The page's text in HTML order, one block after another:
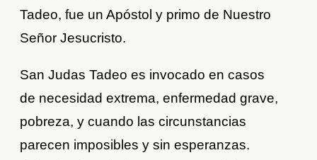
Tadeo, fue un Apóstol y primo de Nuestro
Señor Jesucristo.
San Judas Tadeo es invocado en casos
de necesidad extrema, enfermedad grave,
pobreza, y cuando las circunstancias
parecen imposibles y sin esperanzas.